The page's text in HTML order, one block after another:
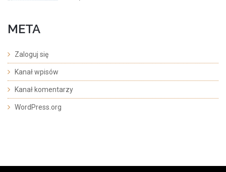
META
Zaloguj się
Kanał wpisów
Kanał komentarzy
WordPress.org